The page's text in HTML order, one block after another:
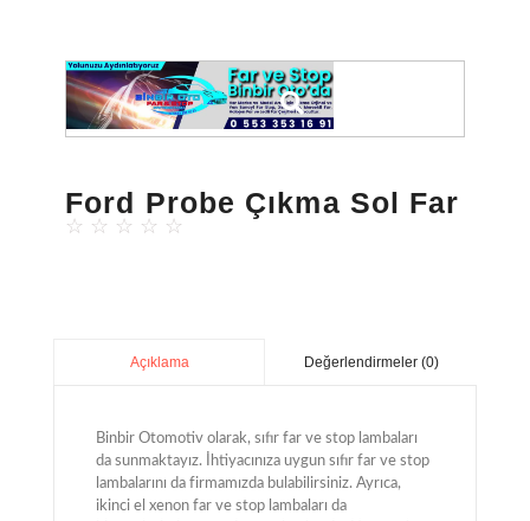
Ford Probe Çıkma Sol Far
☆ ☆ ☆ ☆ ☆
Açıklama Değerlendirmeler (0)
Binbir Otomotiv olarak, sıfır far ve stop lambaları
da sunmaktayız. İhtiyacınıza uygun sıfır far ve stop
lambalarını da firmamızda bulabilirsiniz. Ayrıca,
ikinci el xenon far ve stop lambaları da